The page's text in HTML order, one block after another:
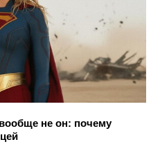
не он: почему